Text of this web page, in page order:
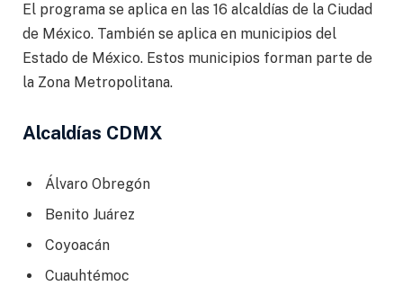
El programa se aplica en las 16 alcaldías de la Ciudad
de México. También se aplica en municipios del
Estado de México. Estos municipios forman parte de
la Zona Metropolitana.
Alcaldías CDMX
Álvaro Obregón
Benito Juárez
Coyoacán
Cuauhtémoc